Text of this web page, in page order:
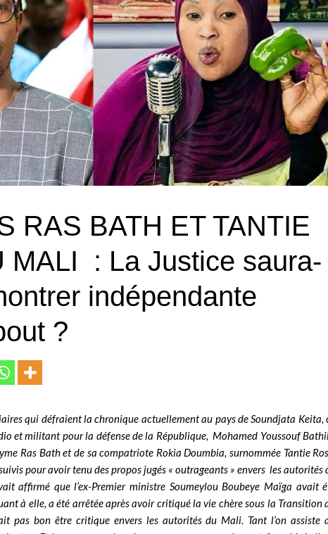
RAS BATH ET TANTIE
MALI : La Justice saura-
indépendante
?
qui défraient la chronique actuellement au pays de Soundjata Keita,
et militant pour la défense de la République, Mohamed Youssouf
Ras Bath et de sa compatriote Rokia Doumbia, surnommée Tantie
pour avoir tenu des propos jugés « outrageants » envers les autorités
affirmé que l’ex-Premier ministre Soumeylou Boubeye Maïga avait
à elle, a été arrêtée après avoir critiqué la vie chère sous la Transition
pas bon être critique envers les autorités du Mali. Tant l’on assiste